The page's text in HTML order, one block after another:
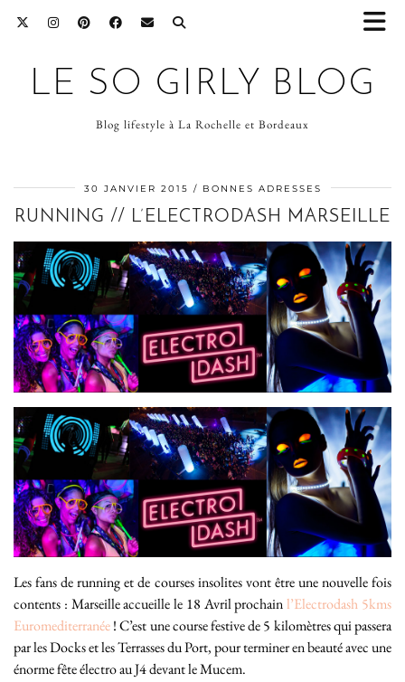
LE SO GIRLY BLOG
Blog lifestyle à La Rochelle et Bordeaux
30 JANVIER 2015 BONNES ADRESSES
RUNNING // L’ELECTRODASH MARSEILLE
Les fans de running et de courses insolites vont être une nouvelle fois
contents : Marseille accueille le 18 Avril prochainl’Electrodash 5kms
Euromediterranée! C’est une course festive de 5 kilomètres qui passera
par les Docks et les Terrasses du Port, pour terminer en beauté avec une
énorme fête électro au J4 devant le Mucem.